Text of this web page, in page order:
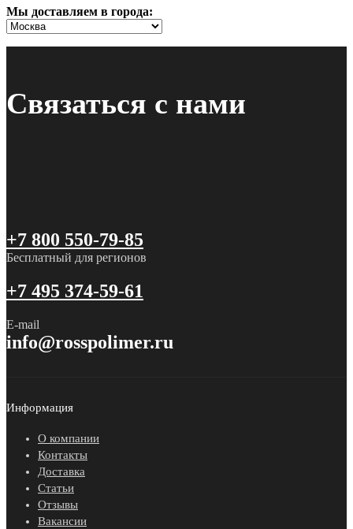
Мы доставляем в города:
Связаться с нами
+7 800 550-79-85
Бесплатный для регионов
+7 495 374-59-61
E-mail
info@rosspolimer.ru
Информация
О компании
Контакты
Доставка
Статьи
Отзывы
Вакансии